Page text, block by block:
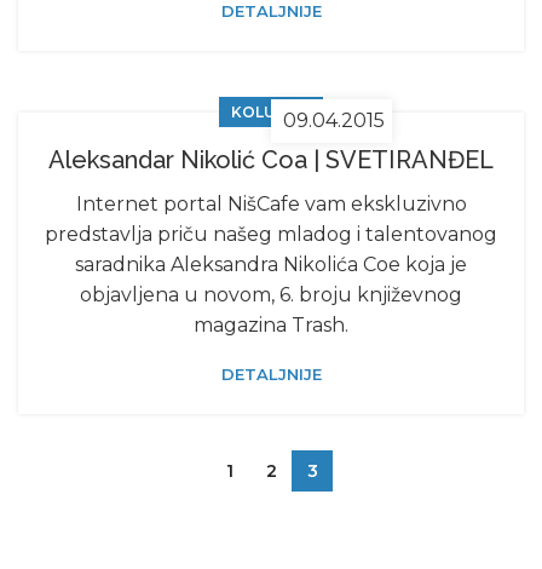
DETALJNIJE
09.04.2015
KOLUMNE
Aleksandar Nikolić Coa | SVETIRANĐEL
Internet portal NišCafe vam ekskluzivno
predstavlja priču našeg mladog i talentovanog
saradnika Aleksandra Nikolića Coe koja je
objavljena u novom, 6. broju književnog
magazina Trash.
DETALJNIJE
1 2 3